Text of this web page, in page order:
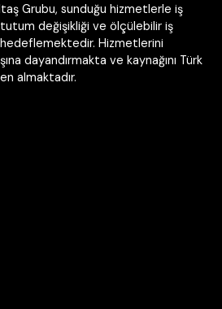
Grubu, sunduğu hizmetlerle iş
değişikliği ve ölçülebilir iş
Hizmetlerini
dayandırmakta ve kaynağını Türk
almaktadır.